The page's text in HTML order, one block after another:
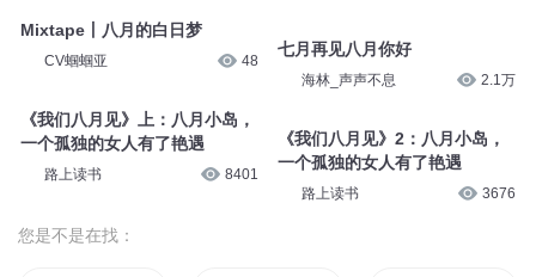
Mixtape丨八月的白日梦
CV蝈蝈亚 48
《我们八月见》上：八月小岛，
一个孤独的女人有了艳遇
路上读书 8401
七月再见八月你好
海林_声声不息 2.1万
《我们八月见》2：八月小岛，
一个孤独的女人有了艳遇
路上读书 3676
您是不是在找：